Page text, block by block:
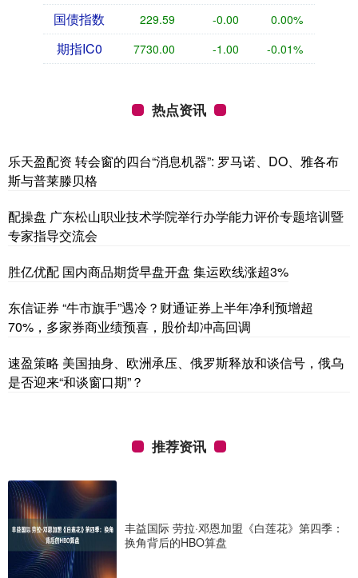
国债指数 229.59 -0.00 0.00%
期指IC0 7730.00 -1.00 -0.01%
热点资讯
乐天盈配资 转会窗的四台“消息机器”: 罗马诺、DO、雅各布
斯与普莱滕贝格
配操盘 广东松山职业技术学院举行办学能力评价专题培训暨
专家指导交流会
胜亿优配 国内商品期货早盘开盘 集运欧线涨超3%
东信证券 “牛市旗手”遇冷？财通证券上半年净利预增超
70%，多家券商业绩预喜，股价却冲高回调
速盈策略 美国抽身、欧洲承压、俄罗斯释放和谈信号，俄乌
是否迎来“和谈窗口期”？
推荐资讯
丰益国际 劳拉·邓恩加盟《白莲花》第四季：
换角背后的HBO算盘